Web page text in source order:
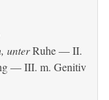
unterRuhe — II.
— III. m. Genitiv